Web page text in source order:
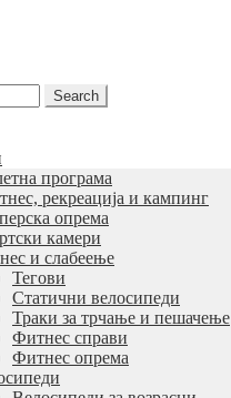
Search
програма
рекреација и кампинг
опрема
камери
и слабеење
Тегови
Статични велосипеди
Траки за трчање и пешачење
Фитнес справи
Фитнес опрема